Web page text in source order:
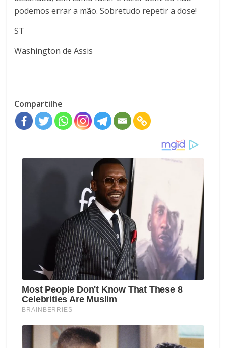
podemos errar a mão. Sobretudo repetir a dose!
ST
Washington de Assis
Compartilhe